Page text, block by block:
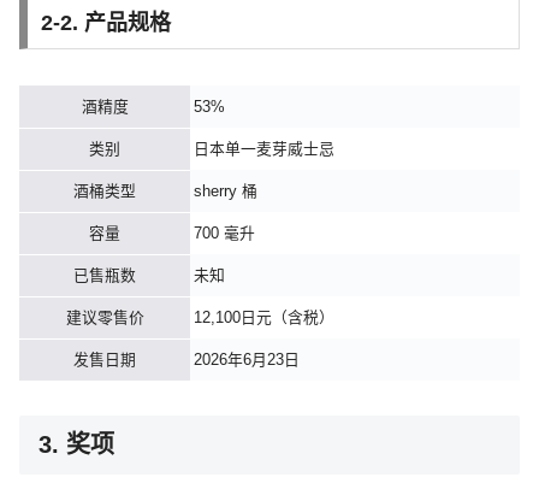
2-2. 产品规格
酒精度 53%
类别 日本单一麦芽威士忌
酒桶类型 sherry 桶
容量 700 毫升
已售瓶数 未知
建议零售价 12,100日元（含税）
发售日期 2026年6月23日
3. 奖项